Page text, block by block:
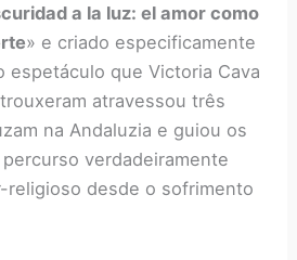
a la luz: el amor como
» e criado especificamente
espetáculo que Victoria Cava
atravessou três
na Andaluzia e guiou os
verdadeiramente
desde o sofrimento